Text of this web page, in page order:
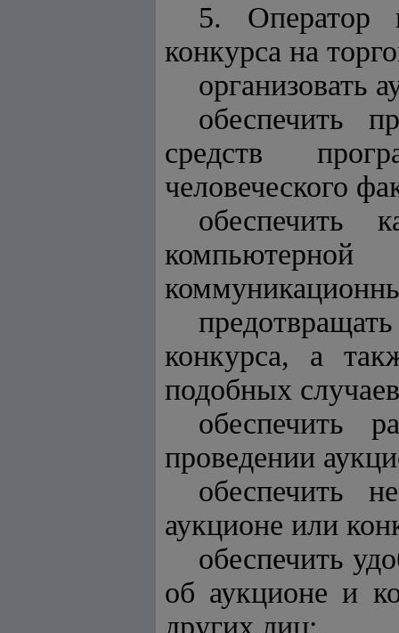
5. Оператор
конкурса на
организовать
обеспечить
средств
человеческого
обеспечить
конкурса, а
подобных
обеспечить
проведении
обеспечить
аукционе или
обеспечить
об аукционе и
других лиц;